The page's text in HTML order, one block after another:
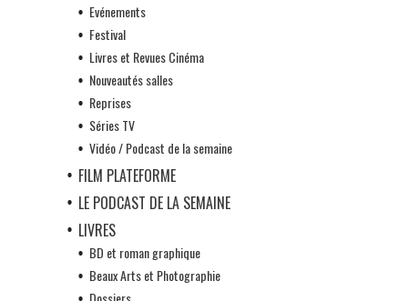
Evénements
Festival
Livres et Revues Cinéma
Nouveautés salles
Reprises
Séries TV
Vidéo / Podcast de la semaine
FILM PLATEFORME
LE PODCAST DE LA SEMAINE
LIVRES
BD et roman graphique
Beaux Arts et Photographie